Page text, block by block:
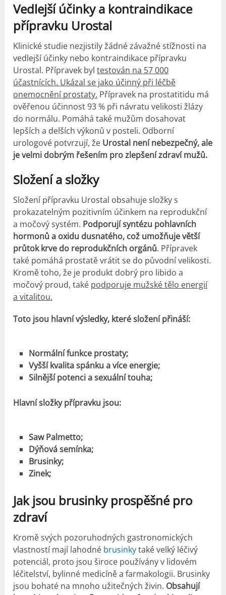
Vedlejší účinky a kontraindikace
přípravku Urostal
Klinické studie nezjistily žádné závažné stížnosti na
vedlejší účinky nebo kontraindikace přípravku
Urostal. Přípravek byltestován na 57 000
účastnících. Ukázal se jako účinný při léčbě
onemocnění prostaty. Přípravek na prostatitidu má
ověřenou účinnost 93 % při návratu velikosti žlázy
do normálu. Pomáhá také mužům dosahovat
lepších a delších výkonů v posteli. Odborní
urologové potvrzují, že Urostal není nebezpečný, ale
je velmi dobrým řešením pro zlepšení zdraví mužů.
Složení a složky
Složení přípravku Urostal obsahuje složky s
prokazatelným pozitivním účinkem na reprodukční
a močový systém. Podporují syntézu pohlavních
hormonů a oxidu dusnatého, což umožňuje větší
průtok krve do reprodukčních orgánů. Přípravek
také pomáhá prostatě vrátit se do původní velikosti.
Kromě toho, že je produkt dobrý pro libido a
močový proud, také podporuje mužské tělo energií
a vitalitou.
Toto jsou hlavní výsledky, které složení přináší:
Normální funkce prostaty;
Vyšší kvalita spánku a více energie;
Silnější potenci a sexuální touha;
Hlavní složky přípravku jsou:
Saw Palmetto;
Dýňová semínka;
Brusinky;
Zinek;
Jak jsou brusinky prospěšné pro
zdraví
Kromě svých pozoruhodných gastronomických
vlastností mají lahodné brusinkytaké velký léčivý
potenciál, proto jsou široce používány v lidovém
léčitelství, bylinné medicíně a farmakologii. Brusinky
jsou bohaté na mnoho užitečných živin. Obsahují